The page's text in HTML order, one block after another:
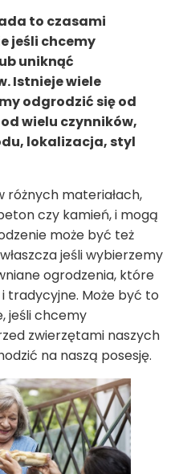
to czasami
jeśli chcemy
uniknąć
Istnieje wiele
odgrodzić się od
wielu czynników,
lokalizacja, styl
różnych materiałach,
czy kamień, i mogą
może być też
jeśli wybierzemy
ogrodzenia, które
tradycyjne. Może być to
jeśli chcemy
zwierzętami naszych
na naszą posesję.